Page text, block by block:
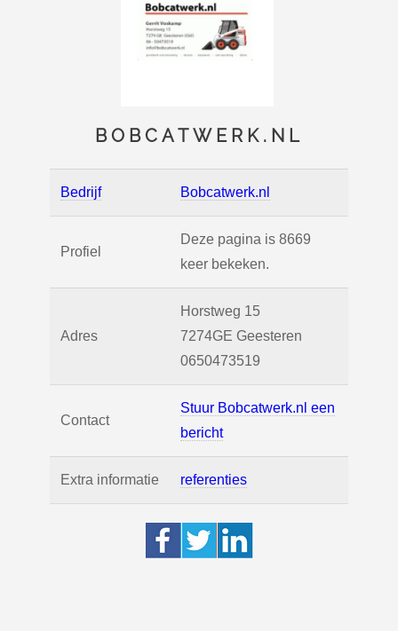
BOBCATWERK.NL
Bedrijf Bobcatwerk.nl
Profiel
Deze pagina is 8669
keer bekeken.
Adres
Horstweg 15
7274GE Geesteren
0650473519
Contact
Stuur Bobcatwerk.nl een
bericht
Extra informatie referenties